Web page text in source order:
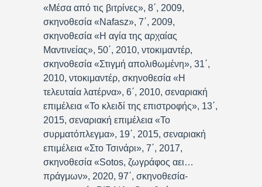
«Μέσα από τις βιτρίνες», 8΄, 2009,
σκηνοθεσία «Nafasz», 7΄, 2009,
σκηνοθεσία «Η αγία της αρχαίας
Μαντινείας», 50΄, 2010, ντοκιμαντέρ,
σκηνοθεσία «Στιγμή απολιθωμένη», 31΄,
2010, ντοκιμαντέρ, σκηνοθεσία «Η
τελευταία λατέρνα», 6΄, 2010, σεναριακή
επιμέλεια «Το κλειδί της επιστροφής», 13΄,
2015, σεναριακή επιμέλεια «Το
συρματόπλεγμα», 19΄, 2015, σεναριακή
επιμέλεια «Στο Τσινάρι», 7΄, 2017,
σκηνοθεσία «Sotos, ζωγράφος αει…
πράγμων», 2020, 97΄, σκηνοθεσία-